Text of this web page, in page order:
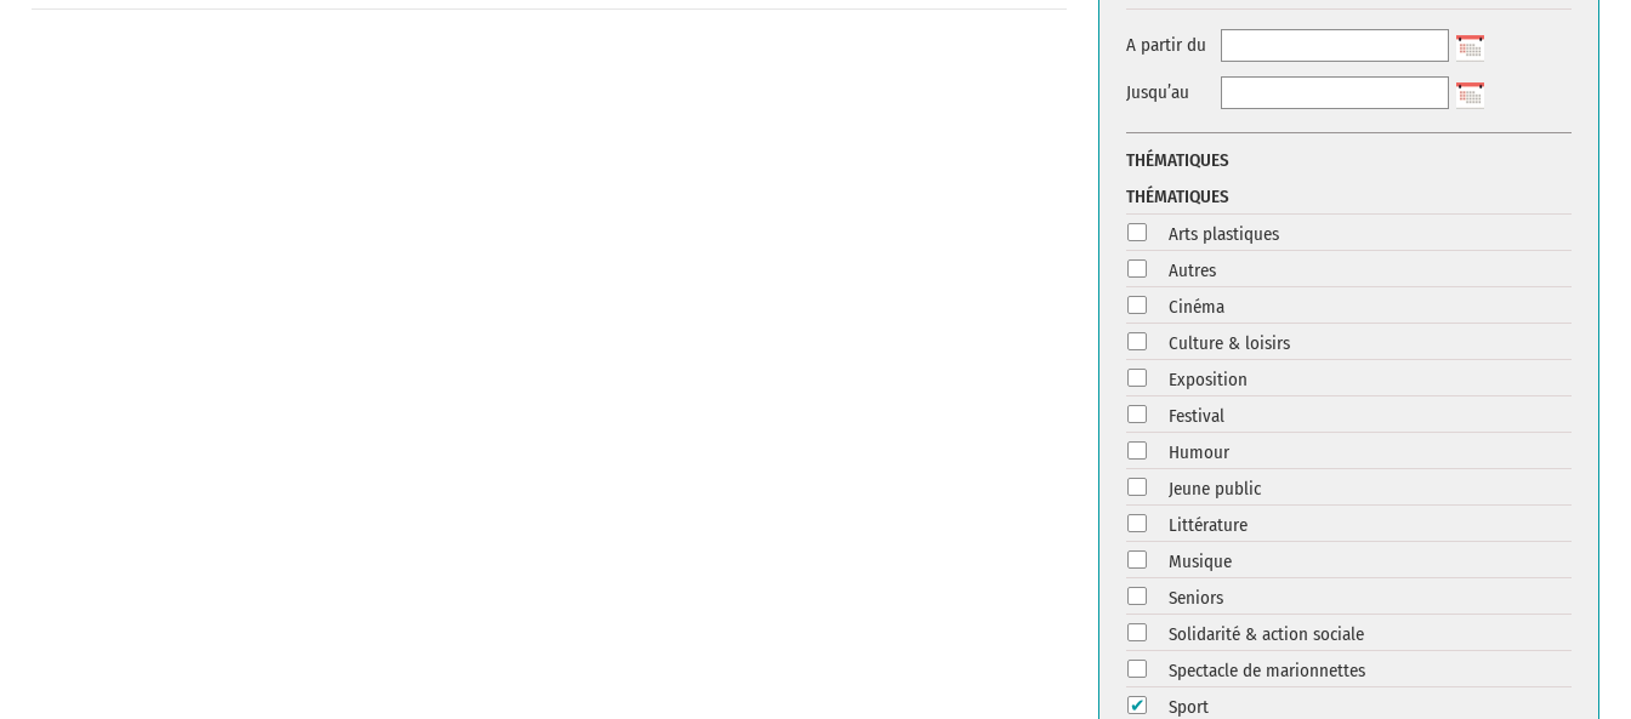
A partir du
Jusqu’au
THÉMATIQUES
THÉMATIQUES
Arts plastiques
Autres
Cinéma
Culture & loisirs
Exposition
Festival
Humour
Jeune public
Littérature
Musique
Seniors
Solidarité & action sociale
Spectacle de marionnettes
Sport